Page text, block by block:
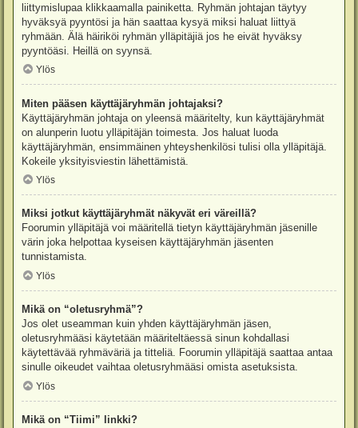
liittymislupaa klikkaamalla painiketta. Ryhmän johtajan täytyy
hyväksyä pyyntösi ja hän saattaa kysyä miksi haluat liittyä
ryhmään. Älä häiriköi ryhmän ylläpitäjiä jos he eivät hyväksy
pyyntöäsi. Heillä on syynsä.
Ylös
Miten pääsen käyttäjäryhmän johtajaksi?
Käyttäjäryhmän johtaja on yleensä määritelty, kun käyttäjäryhmät
on alunperin luotu ylläpitäjän toimesta. Jos haluat luoda
käyttäjäryhmän, ensimmäinen yhteyshenkilösi tulisi olla ylläpitäjä.
Kokeile yksityisviestin lähettämistä.
Ylös
Miksi jotkut käyttäjäryhmät näkyvät eri väreillä?
Foorumin ylläpitäjä voi määritellä tietyn käyttäjäryhmän jäsenille
värin joka helpottaa kyseisen käyttäjäryhmän jäsenten
tunnistamista.
Ylös
Mikä on “oletusryhmä”?
Jos olet useamman kuin yhden käyttäjäryhmän jäsen,
oletusryhmääsi käytetään määriteltäessä sinun kohdallasi
käytettävää ryhmäväriä ja titteliä. Foorumin ylläpitäjä saattaa antaa
sinulle oikeudet vaihtaa oletusryhmääsi omista asetuksista.
Ylös
Mikä on “Tiimi” linkki?